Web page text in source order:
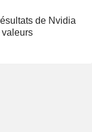
de Nvidia